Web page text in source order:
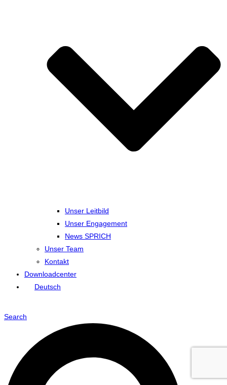
Unser Leitbild
Unser Engagement
News SPRICH
Unser Team
Kontakt
Downloadcenter
Deutsch
Search